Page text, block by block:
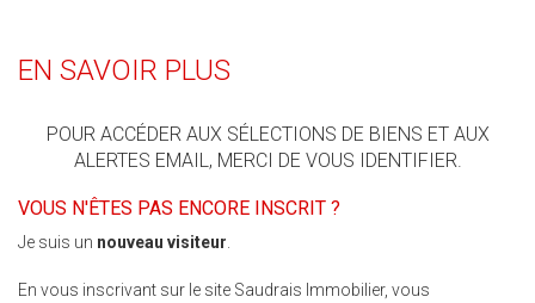
EN SAVOIR PLUS
POUR ACCÉDER AUX SÉLECTIONS DE BIENS ET AUX
ALERTES EMAIL, MERCI DE VOUS IDENTIFIER.
VOUS N'ÊTES PAS ENCORE INSCRIT ?
Je suis un nouveau visiteur.
En vous inscrivant sur le site Saudrais Immobilier, vous